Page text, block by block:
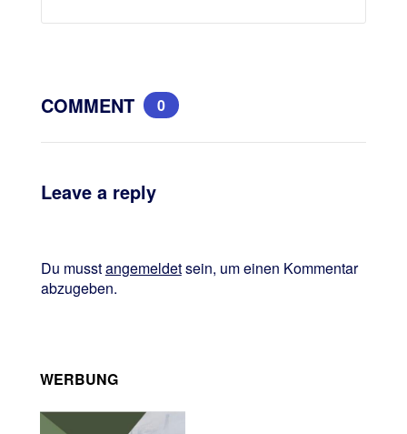
COMMENT 0
Leave a reply
Du musstangemeldetsein, um einen Kommentar
abzugeben.
WERBUNG